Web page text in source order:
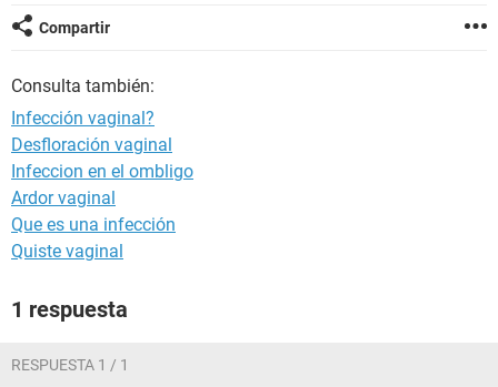
Compartir
Consulta también:
Infección vaginal?
Desfloración vaginal
Infeccion en el ombligo
Ardor vaginal
Que es una infección
Quiste vaginal
1 respuesta
RESPUESTA 1 / 1